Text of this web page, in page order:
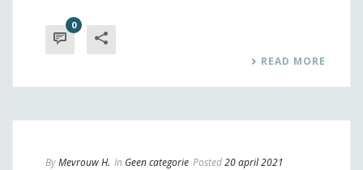
0
READ MORE
ByMevrouw H. In Geen categorie Posted20 april 2021